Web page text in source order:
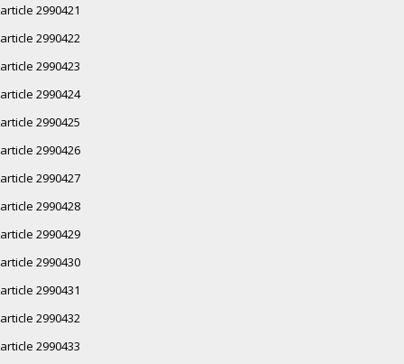
article 2990421
article 2990422
article 2990423
article 2990424
article 2990425
article 2990426
article 2990427
article 2990428
article 2990429
article 2990430
article 2990431
article 2990432
article 2990433